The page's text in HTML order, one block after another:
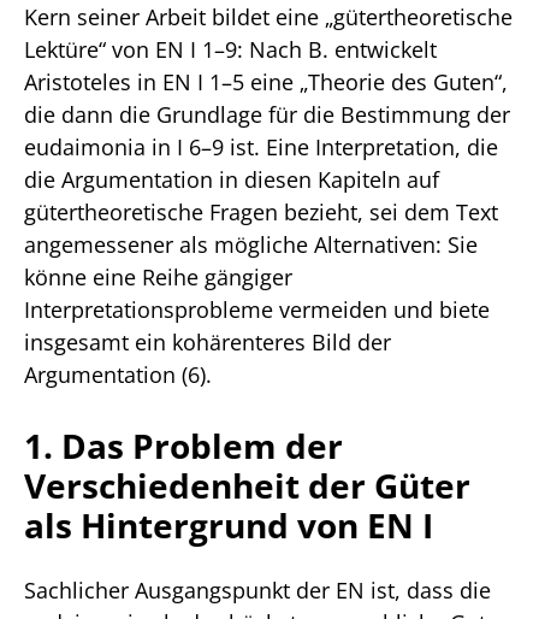
Kern seiner Arbeit bildet eine „gütertheoretische
Lektüre“ von EN I 1–9: Nach B. entwickelt
Aristoteles in EN I 1–5 eine „Theorie des Guten“,
die dann die Grundlage für die Bestimmung der
eudaimonia in I 6–9 ist. Eine Interpretation, die
die Argumentation in diesen Kapiteln auf
gütertheoretische Fragen bezieht, sei dem Text
angemessener als mögliche Alternativen: Sie
könne eine Reihe gängiger
Interpretationsprobleme vermeiden und biete
insgesamt ein kohärenteres Bild der
Argumentation (6).
1. Das Problem der
Verschiedenheit der Güter
als Hintergrund von EN I
Sachlicher Ausgangspunkt der EN ist, dass die